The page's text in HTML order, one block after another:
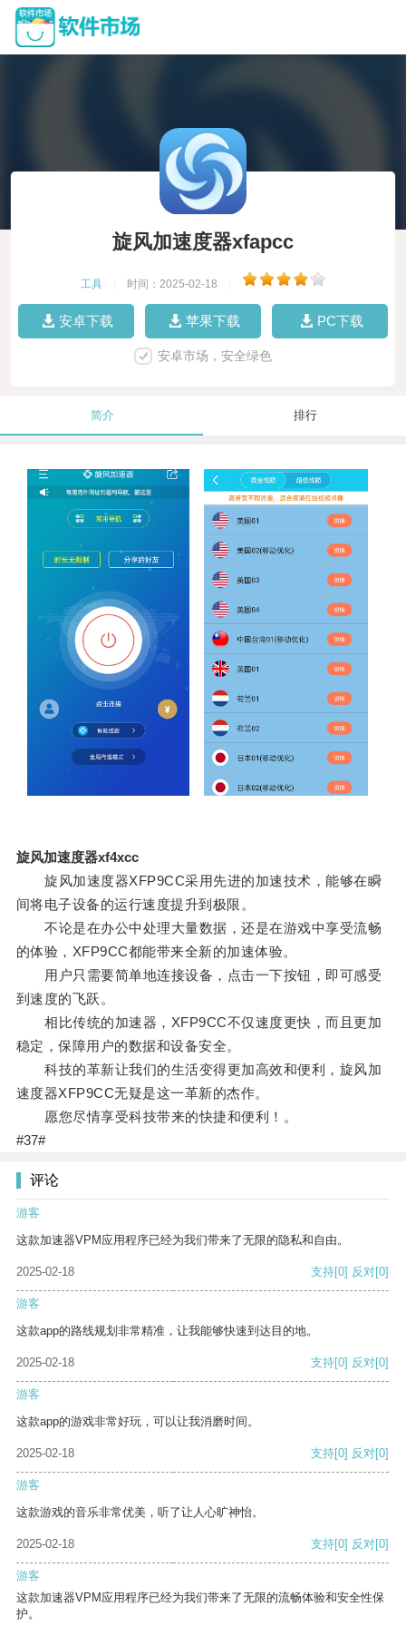
旋风加速度器xfapcc
工具 时间：2025-02-18
安卓下载 苹果下载 PC下载
安卓市场，安全绿色
简介 排行
旋风加速度器xf4xcc
旋风加速度器XFP9CC采用先进的加速技术，能够在瞬
间将电子设备的运行速度提升到极限。
不论是在办公中处理大量数据，还是在游戏中享受流畅
的体验，XFP9CC都能带来全新的加速体验。
用户只需要简单地连接设备，点击一下按钮，即可感受
到速度的飞跃。
相比传统的加速器，XFP9CC不仅速度更快，而且更加
稳定，保障用户的数据和设备安全。
科技的革新让我们的生活变得更加高效和便利，旋风加
速度器XFP9CC无疑是这一革新的杰作。
愿您尽情享受科技带来的快捷和便利！。
#37#
评论
游客
这款加速器VPM应用程序已经为我们带来了无限的隐私和自由。
2025-02-18 支持[0] 反对[0]
游客
这款app的路线规划非常精准，让我能够快速到达目的地。
2025-02-18 支持[0] 反对[0]
游客
这款app的游戏非常好玩，可以让我消磨时间。
2025-02-18 支持[0] 反对[0]
游客
这款游戏的音乐非常优美，听了让人心旷神怡。
2025-02-18 支持[0] 反对[0]
游客
这款加速器VPM应用程序已经为我们带来了无限的流畅体验和安全性保
护。